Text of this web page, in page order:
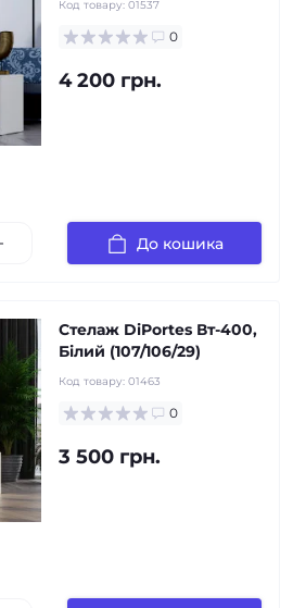
Код товару: 01537
0
4 200 грн.
До кошика
Стелаж DiPortes Вт-400,
Білий (107/106/29)
Код товару: 01463
0
3 500 грн.